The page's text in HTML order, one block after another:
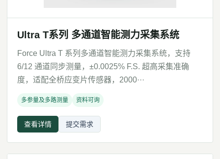
Ultra T系列 多通道智能测力采集系统
Force Ultra T 系列多通道智能测力采集系统，支持
6/12 通道同步测量，±0.0025% F.S. 超高采集准确
度，适配全桥应变片传感器，2000···
多参量及多路测量 资料可询
查看详情 提交需求